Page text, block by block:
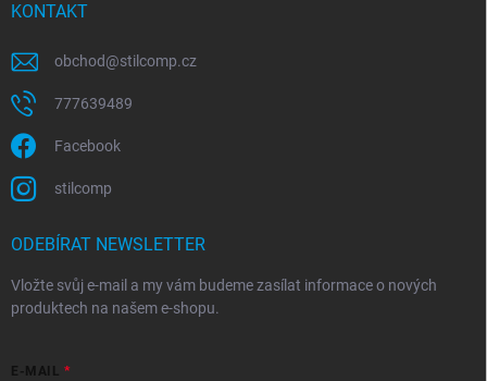
KONTAKT
obchod@stilcomp.cz
777639489
Facebook
stilcomp
ODEBÍRAT NEWSLETTER
Vložte svůj e-mail a my vám budeme zasílat informace o nových
produktech na našem e-shopu.
E-MAIL